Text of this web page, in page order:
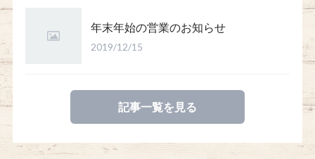
年末年始の営業のお知らせ
2019/12/15
記事一覧を見る